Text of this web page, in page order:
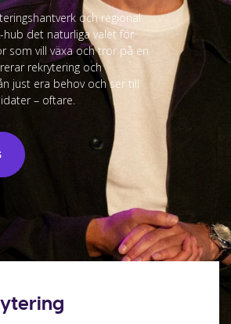
och regional
hub det naturliga valet för
som vill växa och tror på en
rekrytering och
just era behov och ser till
– oftare.